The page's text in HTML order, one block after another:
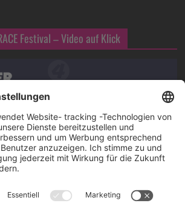
Festival – Video auf Klick